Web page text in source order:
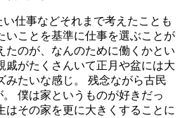
仕事などそれまで考えたことも
いことを基準に仕事を選ぶことが
たのが、なんのために働くかとい
戚がたくさんいて正月や盆には大
みたいな感じ。 残念ながら古民
僕は家というものが好きだっ
はその家を更に大きくすることに